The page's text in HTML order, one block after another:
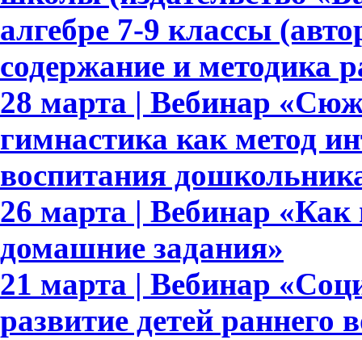
алгебре 7-9 классы
содержание и методика
28 марта | Вебинар
гимнастика как метод
воспитания
26 марта | Вебинар «Как
домашние задания»
21 марта | Вебинар
развитие детей раннего